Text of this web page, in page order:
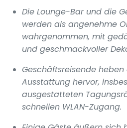
Die Lounge-Bar und die
werden als angenehme
wahrgenommen, mit
und geschmackvoller
Geschäftsreisende
Ausstattung hervor,
ausgestatteten
schnellen WLAN-Zugang.